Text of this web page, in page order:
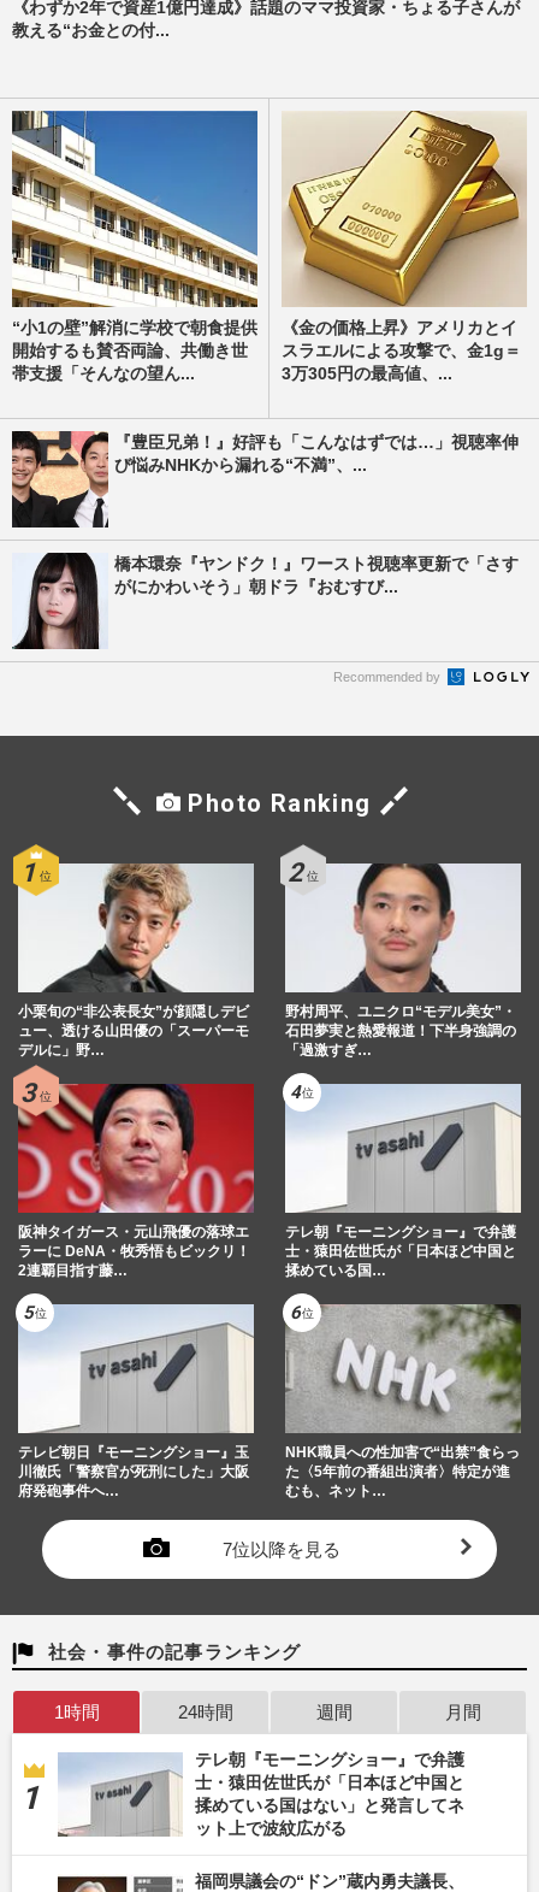
《わずか2年で資産1億円達成》話題のママ投資家・ちょる子さんが
教える“お金との付...
“小1の壁”解消に学校で朝食提供
開始するも賛否両論、共働き世
帯支援「そんなの望ん...
《金の価格上昇》アメリカとイ
スラエルによる攻撃で、金1g＝
3万305円の最高値、...
『豊臣兄弟！』好評も「こんなはずでは…」視聴率伸
び悩みNHKから漏れる“不満”、...
橋本環奈『ヤンドク！』ワースト視聴率更新で「さす
がにかわいそう」朝ドラ『おむすび...
Recommended by
Photo Ranking
小栗旬の“非公表長女”が顔隠しデビ
ュー、透ける山田優の「スーパーモ
デルに」野…
野村周平、ユニクロ“モデル美女”・
石田夢実と熱愛報道！下半身強調の
「過激すぎ…
阪神タイガース・元山飛優の落球エ
ラーに DeNA・牧秀悟もビックリ！
2連覇目指す藤…
テレ朝『モーニングショー』で弁護
士・猿田佐世氏が「日本ほど中国と
揉めている国…
テレビ朝日『モーニングショー』玉
川徹氏「警察官が死刑にした」大阪
府発砲事件へ…
NHK職員への性加害で“出禁”食らっ
た〈5年前の番組出演者〉特定が進
むも、ネット…
7位以降を見る
社会・事件の記事ランキング
1時間 24時間 週間 月間
テレ朝『モーニングショー』で弁護
士・猿田佐世氏が「日本ほど中国と
揉めている国はない」と発言してネ
ット上で波紋広がる
福岡県議会の“ドン”蔵内勇夫議長、